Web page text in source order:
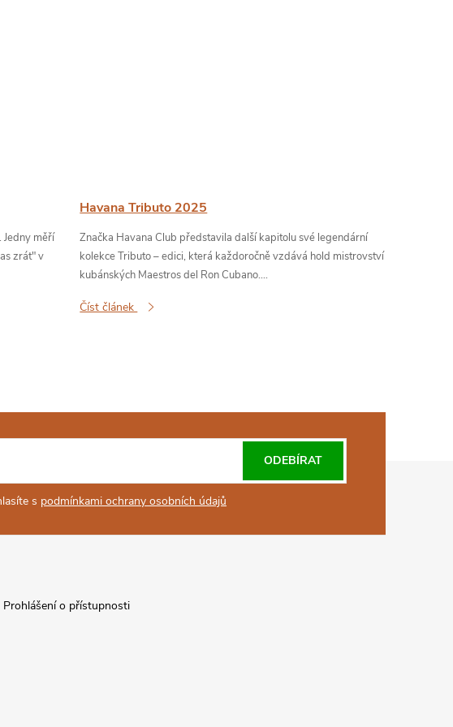
měří
zrát" v
Havana Tributo 2025
Značka Havana Club představila další kapitolu své legendární
kolekce Tributo – edici, která každoročně vzdává hold mistrovství
kubánských Maestros del Ron Cubano....
Číst článek
s podmínkami ochrany osobních údajů
ODEBÍRAT
Prohlášení o přístupnosti